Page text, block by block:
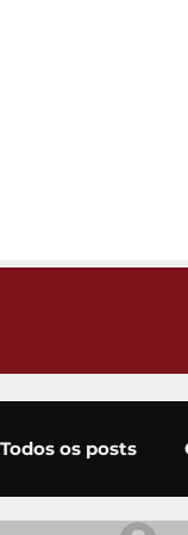
Todos os posts